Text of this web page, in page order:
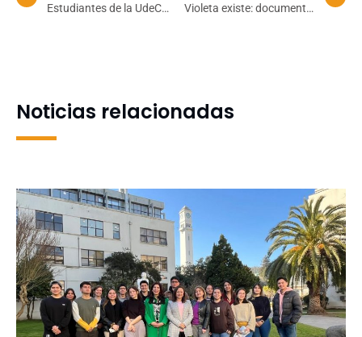
Estudiantes de la UdeC
Violeta existe: documental
Noticias relacionadas